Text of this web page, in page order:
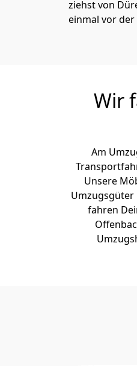
ziehst von
einmal vor
Wir
Am
Unsere
Umzugsgüter
fahren